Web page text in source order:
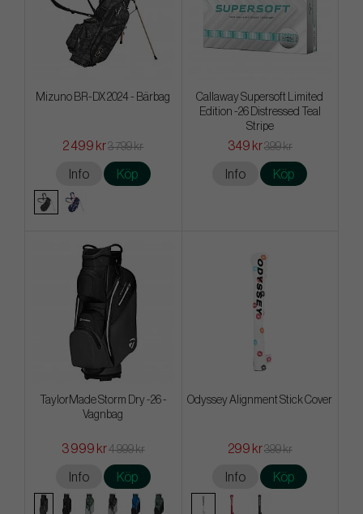
Mizuno BR-DX 2024 - Bärbag
2 499 kr3 799 kr
Info Köp
Callaway Supersoft Limited
Edition -26 Distressed Teal
Stripe
349 kr399 kr
Info Köp
TaylorMade Storm Dry -26 -
Vagnbag
3 999 kr4 999 kr
Info Köp
Odyssey Alignment Stick Cover
299 kr399 kr
Info Köp